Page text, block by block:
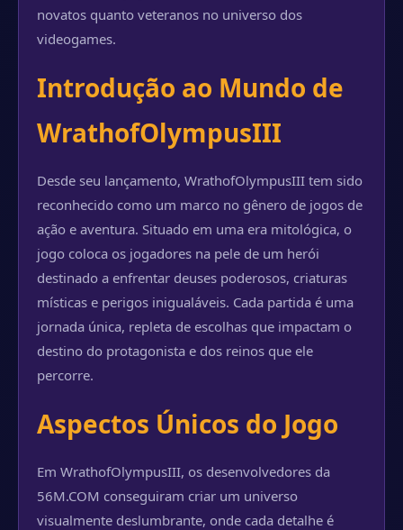
novatos quanto veteranos no universo dos
videogames.
Introdução ao Mundo de
WrathofOlympusIII
Desde seu lançamento, WrathofOlympusIII tem sido
reconhecido como um marco no gênero de jogos de
ação e aventura. Situado em uma era mitológica, o
jogo coloca os jogadores na pele de um herói
destinado a enfrentar deuses poderosos, criaturas
místicas e perigos inigualáveis. Cada partida é uma
jornada única, repleta de escolhas que impactam o
destino do protagonista e dos reinos que ele
percorre.
Aspectos Únicos do Jogo
Em WrathofOlympusIII, os desenvolvedores da
56M.COM conseguiram criar um universo
visualmente deslumbrante, onde cada detalhe é